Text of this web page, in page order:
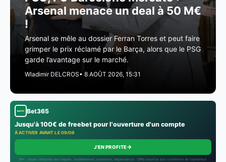
Arsenal menace un deal à 50 M€
!
Arsenal se mêle au dossier Ferran Torres et peut faire
grimper le prix réclamé par le Barça, alors que le PSG
garde l’avantage sur le marché.
Wladimir DELCROS• 8 AOÛT 2026, 15:31
Bet365
Jusqu'à 100€ de freebet pour l'ouverture d'un compte
À ACTIVER AVANT LE 09/08
J'EN PROFITE→
18+ · Jouer comporte des risques : endettement, isolement, dépendance · Offre soumise aux conditions de l’opérateur.